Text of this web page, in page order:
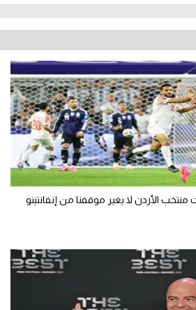
الأردن لا يغير موقفنا من إنفانتينو